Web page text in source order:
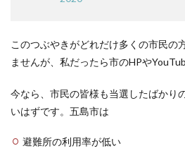
このつぶやきがどれだけ多くの市民の
ませんが、私だったら市のHPや
今なら、市民の皆様も当選したばかり
いはずです。五島市は
避難所の利用率が低い